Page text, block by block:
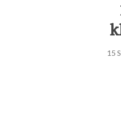
15